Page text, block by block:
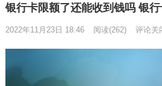
银行卡限额了还能收到钱吗 银
2022年11月23日 18:46 阅读(262) 评论关